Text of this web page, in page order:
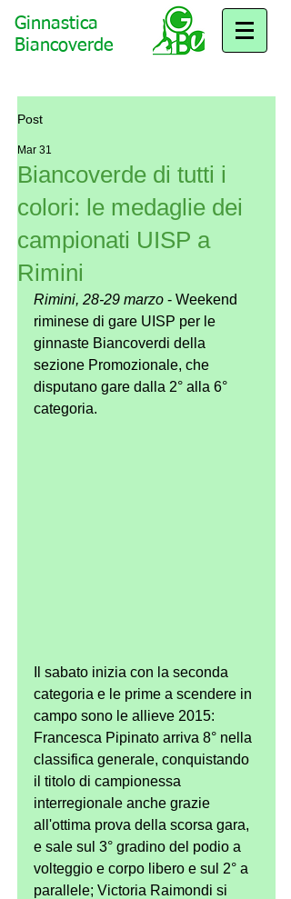
Ginnastica
Biancoverde
Post
Biancoverde di tutti i
colori: le medaglie dei
campionati UISP a
Rimini
Mar 31
Rimini, 28-29 marzo - Weekend
riminese di gare UISP per le
ginnaste Biancoverdi della
sezione Promozionale, che
disputano gare dalla 2° alla 6°
categoria.
Il sabato inizia con la seconda
categoria e le prime a scendere in
campo sono le allieve 2015:
Francesca Pipinato arriva 8° nella
classifica generale, conquistando
il titolo di campionessa
interregionale anche grazie
all'ottima prova della scorsa gara,
e sale sul 3° gradino del podio a
volteggio e corpo libero e sul 2° a
parallele; Victoria Raimondi si